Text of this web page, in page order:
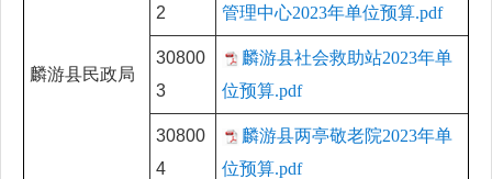
麟游县民政局
2
管理中心2023年单位预算.pdf
30800
3
麟游县社会救助站2023年单
位预算.pdf
30800
4
麟游县两亭敬老院2023年单
位预算.pdf